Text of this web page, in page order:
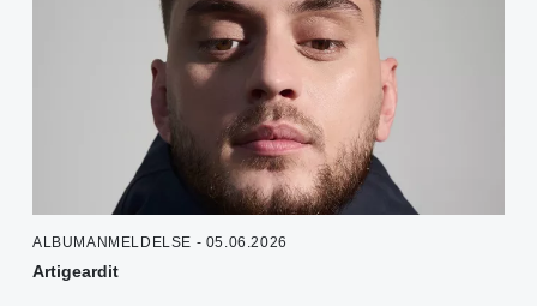
ALBUMANMELDELSE - 05.06.2026
Artigeardit